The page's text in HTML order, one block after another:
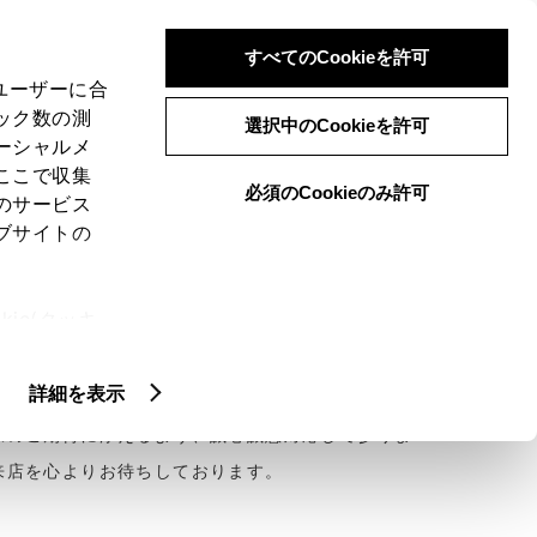
ザーに合
ク数の測
シャルメ
こで収集
サービス
サイトの
詳細を表示
すべてのCookieを許可
選択中のCookieを許可
必須のCookieのみ許可
ログイン 検索 メニュー
ご購入相談
に愛される店舗を目指しております。店舗一丸
を心よりお待ちしております。